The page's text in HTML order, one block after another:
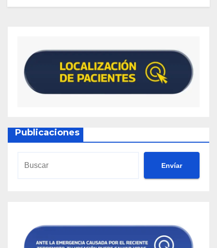
Publicaciones
Envíar